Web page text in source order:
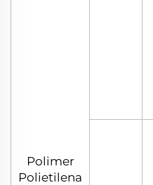
Polimer
Polietilena